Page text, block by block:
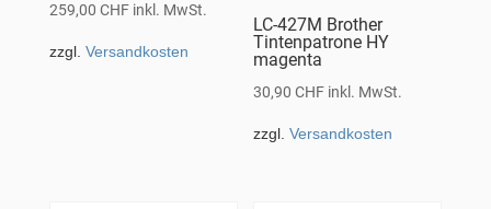
259,00 CHF inkl. MwSt.
zzgl. Versandkosten
LC-427M Brother
Tintenpatrone HY
magenta
30,90CHF inkl. MwSt.
zzgl.Versandkosten